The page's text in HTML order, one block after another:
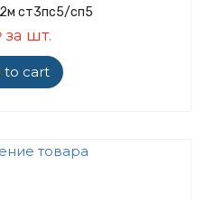
ст3пс5/сп5
за шт.
to cart